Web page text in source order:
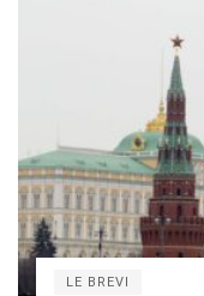
LE BREVI